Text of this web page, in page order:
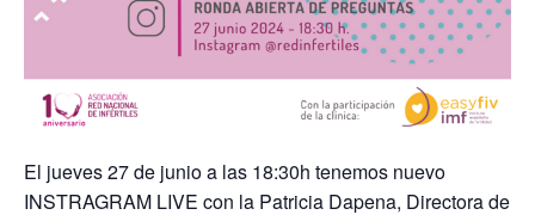
El jueves 27 de junio a las 18:30h tenemos nuevo
INSTRAGRAM LIVE con la Patricia Dapena, Directora de